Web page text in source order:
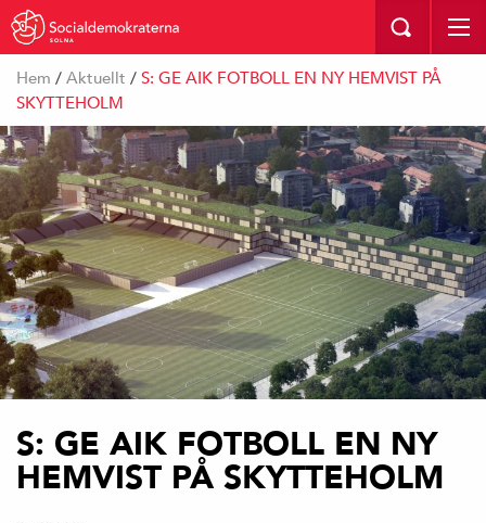
SOLNA
Hem / Aktuellt / S: GE AIK FOTBOLL EN NY HEMVIST PÅ
SKYTTEHOLM
S: GE AIK FOTBOLL EN NY
HEMVIST PÅ SKYTTEHOLM